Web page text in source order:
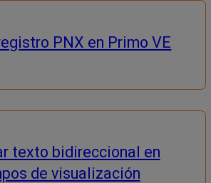
PNX en Primo VE
texto bidireccional en
de visualización